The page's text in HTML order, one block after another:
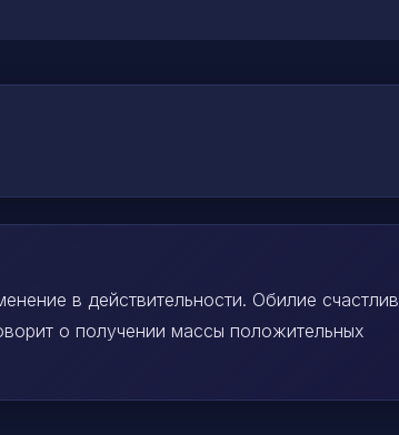
в действительности. Обилие
о получении массы положительных